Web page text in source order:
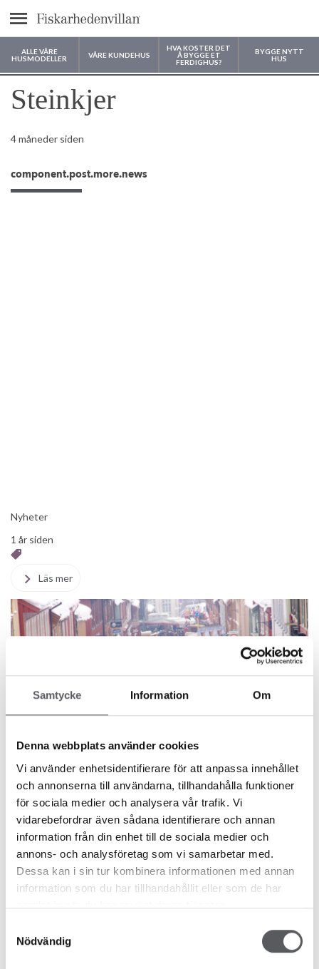
Samtycke Information Om
Denna webbplats använder cookies
Vi använder enhetsidentifierare för att anpassa innehållet
och annonserna till användarna, tillhandahålla funktioner
för sociala medier och analysera vår trafik. Vi
vidarebefordrar även sådana identifierare och annan
information från din enhet till de sociala medier och
annons- och analysföretag som vi samarbetar med.
Dessa kan i sin tur kombinera informationen med annan
information som du har tillhandahållit eller som de har
samlat in när du har använt deras tjänster.
Nödvändig
text.menu
ALLE VÅRE
HUSMODELLER
VÅRE KUNDEHUS
HVA KOSTER DET
Å BYGGE ET
FERDIGHUS?
BYGGE NYTT
HUS
Hvor vil du bygge huset ditt?
Steinkjer
4 måneder siden
component.post.more.news
Nyheter
1 år siden
Läs mer
MesserNyheter
FISKARHEDENVILLAN PÅ
RØROSMARTNAN
7 år siden
Rørosmartnan2019
Läs mer